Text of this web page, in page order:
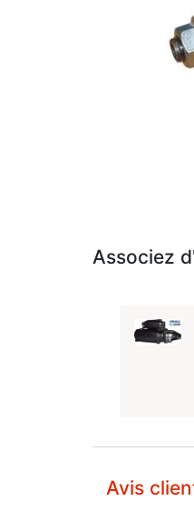
Associez
Avis